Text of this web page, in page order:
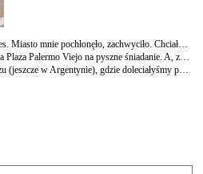
Wylatujemy już niestety z Buenos Aires. Miasto mnie pochłonęło, zachwyciło. Chciałabym się tu przeprowadzić, mieszkać i pracować. Przed wyjazdem myślałam, że jestem bardzo związana z Europą, że na pewno będę chciała do niej wrócić. Teraz nie mam już żadnych takich potrzeb, widzę, że Europa ze swoim kryzysem i problemami mnie już męczy i nie pociąga. Mogłabym ją porzucić na rzecz np. Argentyny i Buenos Aires :) Problemem jest tu oczywiście słynna galopującą inflacja. Trzeba by żyć tu jak Amandine, z europejską pensją. No zobaczymy. Ale tak to właśnie, w rankingu miast do mieszkania, Buenos wysunęło się na prowadzenie prześcigając nawet Santiago de Chile.
Rano udało nam się jeszcze skoczyć na Plaza Palermo Viejo na pyszne śniadanie. A, zdjecie jest oczywiscie z wczoraj - matki z Plaza de Mayo, czyli symbol miasta i kraju.
O 13 polecialysmy do Puerto de Iguazu (jeszcze w Argentynie), gdzie doleciałyśmy po ok 1.5 godz. Straszny tu upał, duszno i wilgotno. Nie za dobrze się czułam (mam nadzieję, że to zmęczenie ostatnimi intensywnymi dniami, a nie żaden robak w środku, jak mam wrażenie) i musiałam strzelić krótką sjestę. Wieczorem poszłyśmy do restauracji z niby azjatyckim jedzeniem (dobre). Puerto de Iguazu to małe miasteczko, zadupie, nic tu nie ma przyjeżdża się tu tylko po to, by zobaczyć słynne wodospady (do parku po jego argentyńskiej stronie jest stąd ok 40 km). W restauracji na ścianie napisy, najpierw rzuca mi się w oczy "Scotland rules" a potem Sara mówi: a tu coś z Polską, a tam: "AZS Poznań, trochę się zwiedza. Poland". Piękne. Trochę się zwiedza.